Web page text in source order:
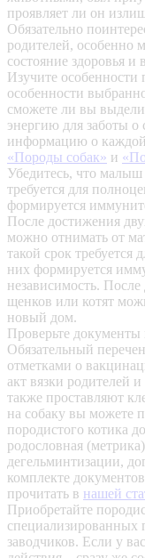
проявляет ли он
Обязательно
родителей, особенно
состояние здоровья и
Изучите особенности
особенности
сможете ли вы
энергию для заботы
информацию о каждой
«Породы собак» и
Убедитесь, что малыш
требуется для
формируется
После достижения
можно отнимать от
такой срок
них формируется
независимость. После
щенков или котят
новый дом.
Проверьте
Обязательный
отметками о
акт вязки родителей
также проставляют
на собаку вы можете
породистого котика
родословная
дегельминтизации,
комплекте
прочитать в нашей
Приобретайте
специализированных
заводчиков. Если у